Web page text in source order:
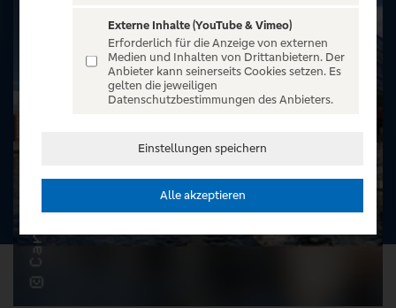
Externe Inhalte (YouTube & Vimeo)
Erforderlich für die Anzeige von externen
Medien und Inhalten von Drittanbietern. Der
Anbieter kann seinerseits Cookies setzen. Es
gelten die jeweiligen
Datenschutzbestimmungen des Anbieters.
Einstellungen speichern
Alle akzeptieren